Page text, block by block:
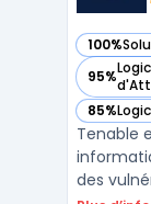
100%
— voir
95%
— voir
85%
— voir
Tenable
des